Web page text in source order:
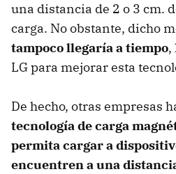
una distancia de 2 o 3 cm.
carga. No obstante, dicho
tampoco llegaría a tiempo,
LG para mejorar esta
De hecho, otras empresas
tecnología de carga
permita cargar a
encuentren a una